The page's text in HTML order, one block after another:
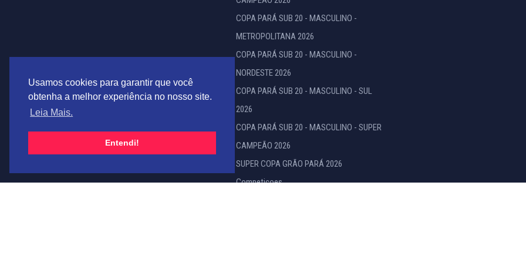
Usamos cookies para garantir que você
obtenha a melhor experiência no nosso site.
Leia Mais.
Entendi!
COPA PARÁ SUB 20 - MASCULINO -
METROPOLITANA 2026
COPA PARÁ SUB 20 - MASCULINO -
NORDESTE 2026
COPA PARÁ SUB 20 - MASCULINO - SUL
2026
COPA PARÁ SUB 20 - MASCULINO - SUPER
CAMPEÃO 2026
SUPER COPA GRÃO PARÁ 2026
Competicoes